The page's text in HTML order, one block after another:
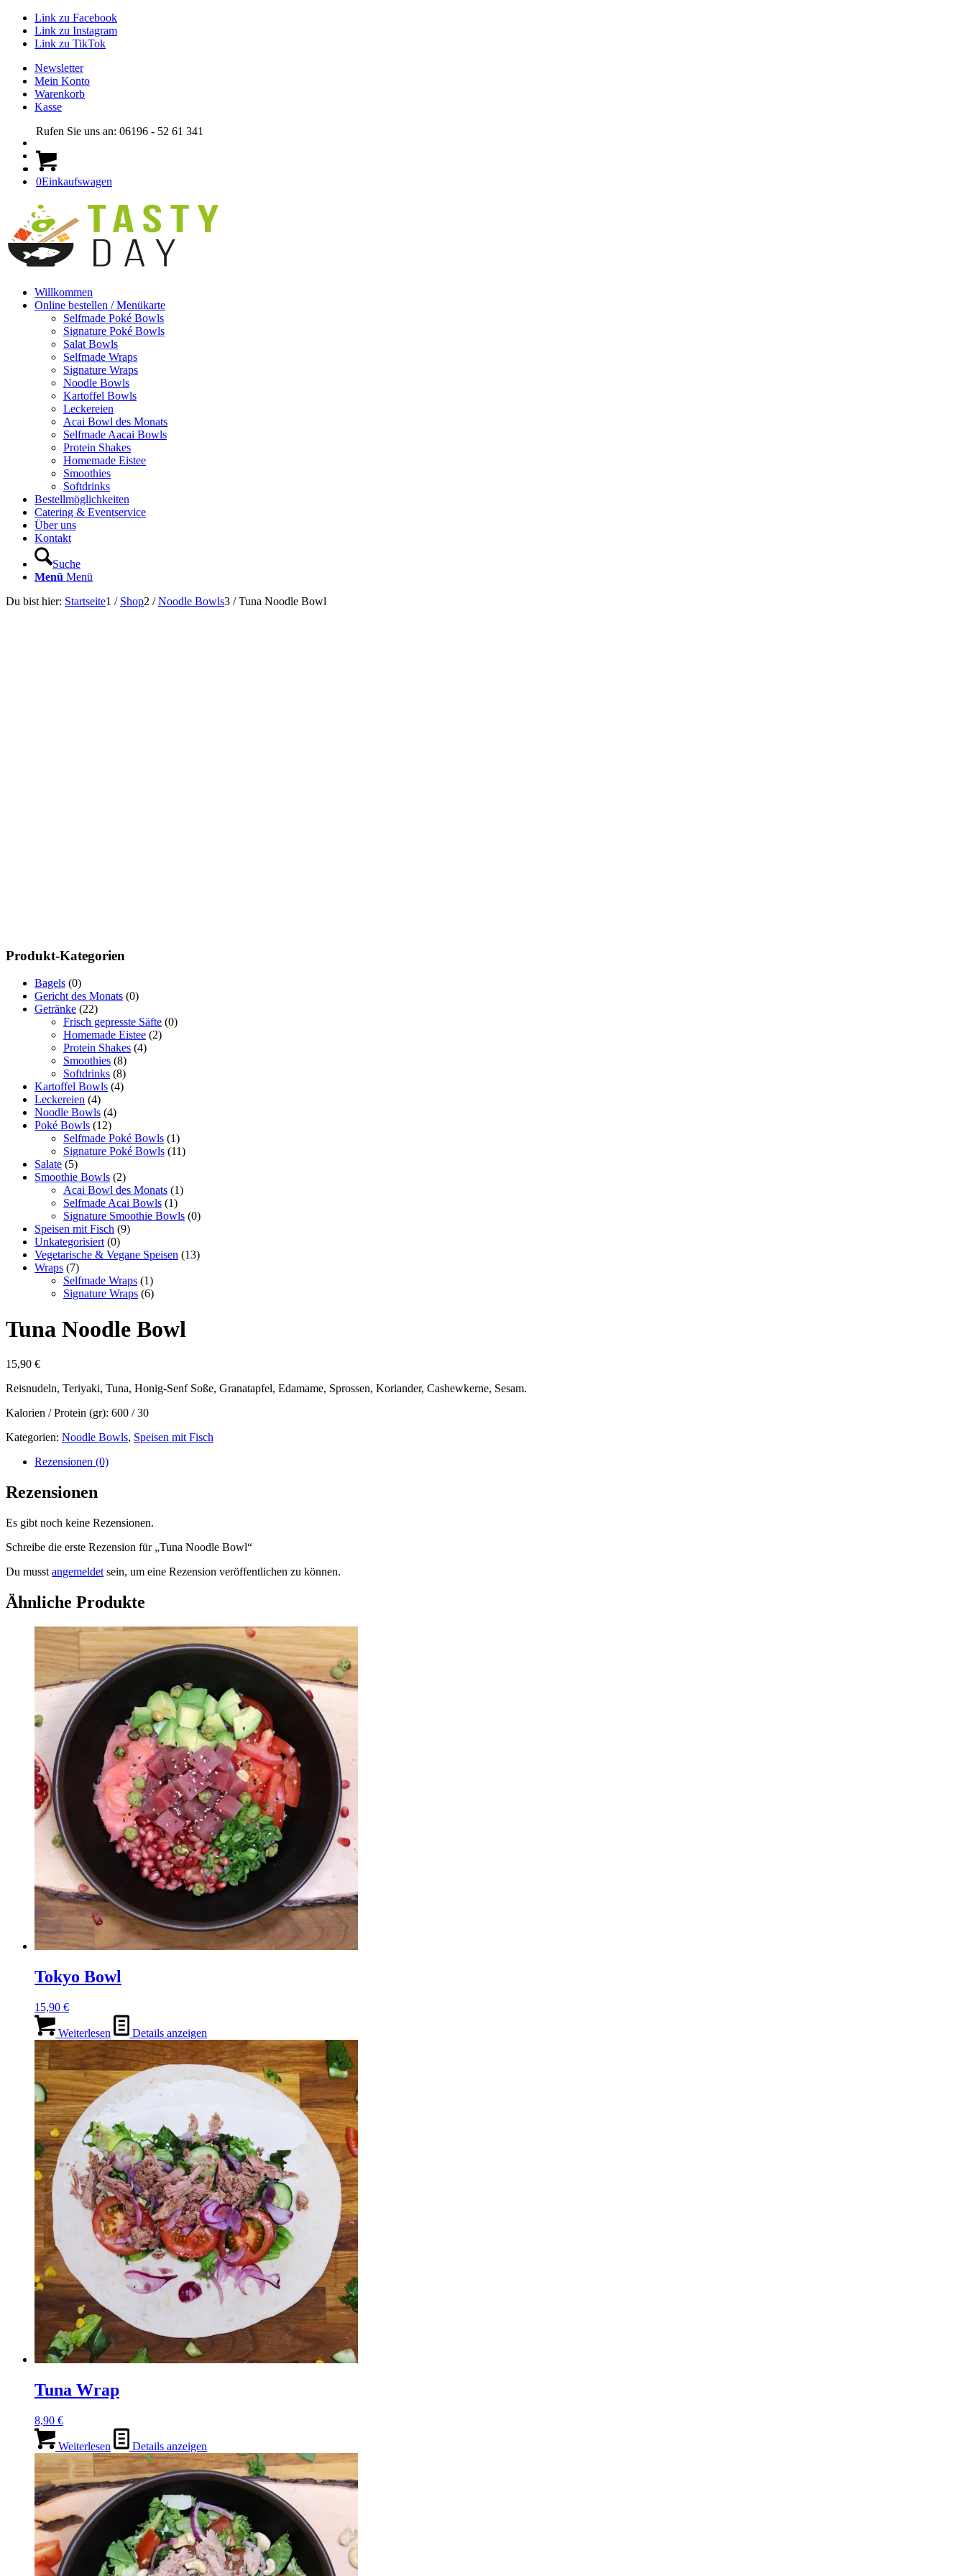
Link zu Facebook
Link zu Instagram
Link zu TikTok
Newsletter
Mein Konto
Warenkorb
Kasse
Rufen Sie uns an: 06196 - 52 61 341
0Einkaufswagen
Willkommen
Online bestellen / Menükarte
Selfmade Poké Bowls
Signature Poké Bowls
Salat Bowls
Selfmade Wraps
Signature Wraps
Noodle Bowls
Kartoffel Bowls
Leckereien
Acai Bowl des Monats
Selfmade Aacai Bowls
Protein Shakes
Homemade Eistee
Smoothies
Softdrinks
Bestellmöglichkeiten
Catering & Eventservice
Über uns
Kontakt
Suche
Menü Menü
Du bist hier: Startseite1 / Shop2 / Noodle Bowls3 / Tuna Noodle Bowl
Produkt-Kategorien
Bagels (0)
Gericht des Monats (0)
Getränke (22)
Frisch gepresste Säfte (0)
Homemade Eistee (2)
Protein Shakes (4)
Smoothies (8)
Softdrinks (8)
Kartoffel Bowls (4)
Leckereien (4)
Noodle Bowls (4)
Poké Bowls (12)
Selfmade Poké Bowls (1)
Signature Poké Bowls (11)
Salate (5)
Smoothie Bowls (2)
Acai Bowl des Monats (1)
Selfmade Acai Bowls (1)
Signature Smoothie Bowls (0)
Speisen mit Fisch (9)
Unkategorisiert (0)
Vegetarische & Vegane Speisen (13)
Wraps (7)
Selfmade Wraps (1)
Signature Wraps (6)
Tuna Noodle Bowl
15,90 €
Reisnudeln, Teriyaki, Tuna, Honig-Senf Soße, Granatapfel, Edamame, Sprossen, Koriander, Cashewkerne, Sesam.
Kalorien / Protein (gr): 600 / 30
Kategorien: Noodle Bowls, Speisen mit Fisch
Rezensionen (0)
Rezensionen
Es gibt noch keine Rezensionen.
Schreibe die erste Rezension für „Tuna Noodle Bowl“
Du musst angemeldet sein, um eine Rezension veröffentlichen zu können.
Ähnliche Produkte
Tokyo Bowl
15,90 €
Weiterlesen Details anzeigen
Tuna Wrap
8,90 €
Weiterlesen Details anzeigen